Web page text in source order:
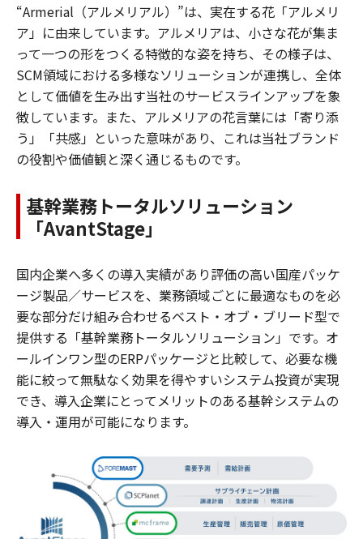
“Armerial（アルメリアル）”は、実在する花「アルメリ
ア」に由来しています。アルメリアは、小さな花が集ま
って一つの形をつくる特徴的な姿を持ち、その様子は、
SCM領域における多様なソリューションが連携し、全体
として価値を生み出す当社のサービスラインアップを象
徴しています。また、アルメリアの花言葉には「寄り添
う」「共感」といった意味があり、これは当社ブランド
の役割や価値観と深く通じるものです。
基幹業務トータルソリューション
「AvantStage」
国内企業へ多くの導入実績があり評価の高い国産パッケ
ージ製品／サービスを、業務領域ごとに最適なものを必
要な部分だけ組み合わせるベスト・オブ・ブリード型で
提供する「基幹業務トータルソリューション」です。オ
ールインワン型のERPパッケージと比較して、必要な機
能に絞って無駄なく効果を得やすいシステム投資が実現
でき、導入企業にとってメリットのある基幹システムの
導入・運用が可能になります。